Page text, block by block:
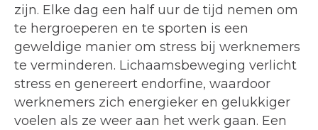
zijn. Elke dag een half uur de tijd nemen om
te hergroeperen en te sporten is een
geweldige manier om stress bij werknemers
te verminderen. Lichaamsbeweging verlicht
stress en genereert endorfine, waardoor
werknemers zich energieker en gelukkiger
voelen als ze weer aan het werk gaan. Een